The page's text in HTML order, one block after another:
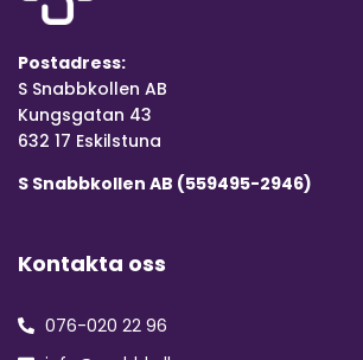
Postadress:
S Snabbkollen AB
Kungsgatan 43
632 17 Eskilstuna
S Snabbkollen AB (559495-2946)
Kontakta oss
076-020 22 96